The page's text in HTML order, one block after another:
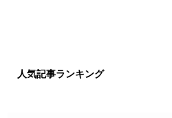
人気記事ランキング